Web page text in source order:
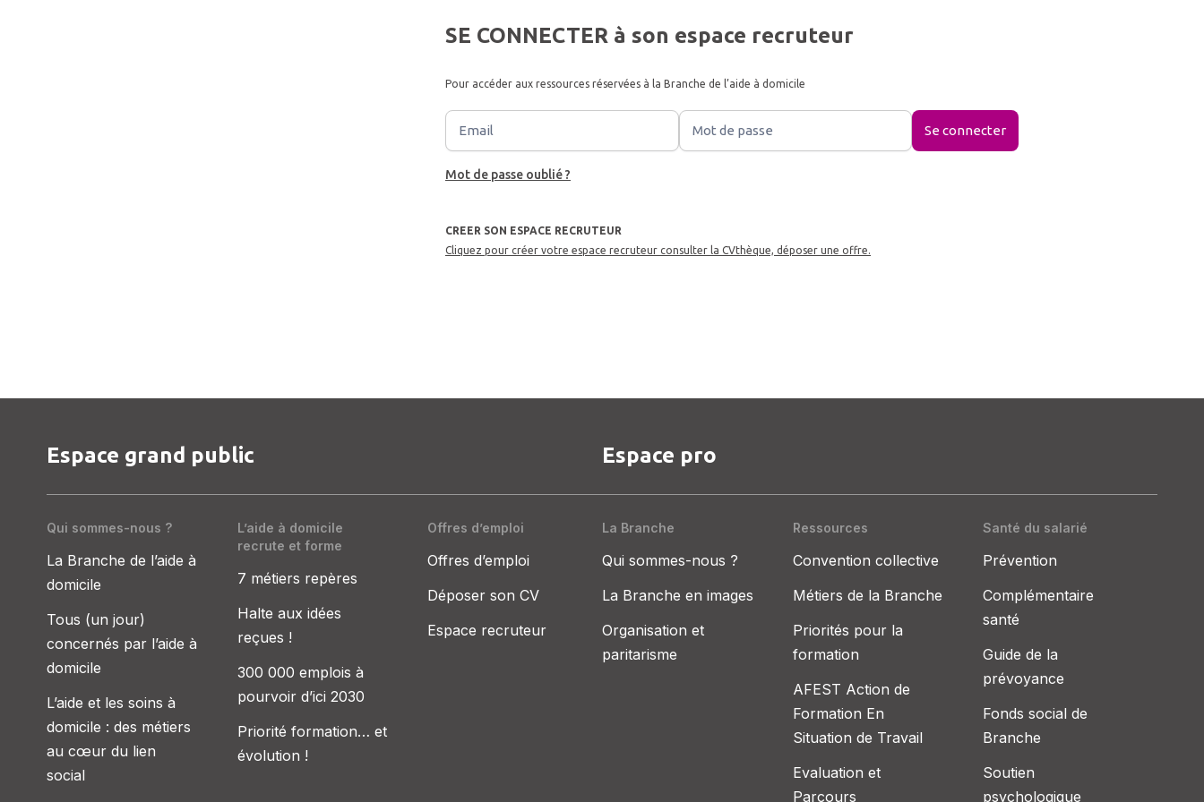
SE CONNECTER à son espace recruteur
Pour accéder aux ressources réservées à la Branche de l’aide à domicile
Email Mot de passe
Se connecter
Mot de passe oublié ?
CREER SON ESPACE RECRUTEUR
Cliquez pour créer votre espace recruteur consulter la CVthèque, déposer une offre.
Espace grand public
Qui sommes-nous ?
La Branche de l’aide à
domicile
Tous (un jour)
concernés par l’aide à
domicile
L’aide et les soins à
domicile : des métiers
au cœur du lien
social
L’aide à domicile
recrute et forme
7 métiers repères
Halte aux idées
reçues !
300 000 emplois à
pourvoir d’ici 2030
Priorité formation… et
évolution !
Offres d’emploi
Offres d’emploi
Déposer son CV
Espace recruteur
Espace pro
La Branche
Qui sommes-nous ?
La Branche en images
Organisation et
paritarisme
Ressources
Convention collective
Métiers de la Branche
Priorités pour la
formation
AFEST Action de
Formation En
Situation de Travail
Evaluation et
Parcours
Santé du salarié
Prévention
Complémentaire
santé
Guide de la
prévoyance
Fonds social de
Branche
Soutien
psychologique